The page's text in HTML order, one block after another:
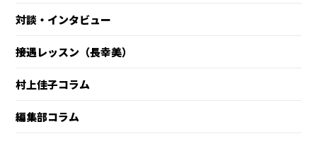
対談・インタビュー
接遇レッスン（長幸美）
村上佳子コラム
編集部コラム